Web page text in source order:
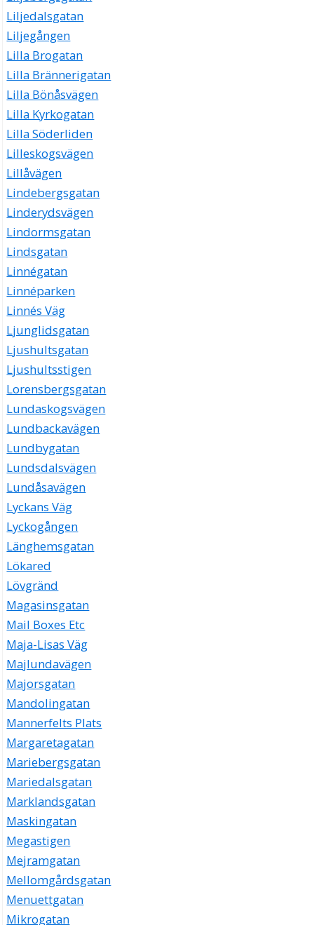
Liljedalsgatan
Liljegången
Lilla Brogatan
Lilla Brännerigatan
Lilla Bönåsvägen
Lilla Kyrkogatan
Lilla Söderliden
Lilleskogsvägen
Lillåvägen
Lindebergsgatan
Linderydsvägen
Lindormsgatan
Lindsgatan
Linnégatan
Linnéparken
Linnés Väg
Ljunglidsgatan
Ljushultsgatan
Ljushultsstigen
Lorensbergsgatan
Lundaskogsvägen
Lundbackavägen
Lundbygatan
Lundsdalsvägen
Lundåsavägen
Lyckans Väg
Lyckogången
Länghemsgatan
Lökared
Lövgränd
Magasinsgatan
Mail Boxes Etc
Maja-Lisas Väg
Majlundavägen
Majorsgatan
Mandolingatan
Mannerfelts Plats
Margaretagatan
Mariebergsgatan
Mariedalsgatan
Marklandsgatan
Maskingatan
Megastigen
Mejramgatan
Mellomgårdsgatan
Menuettgatan
Mikrogatan